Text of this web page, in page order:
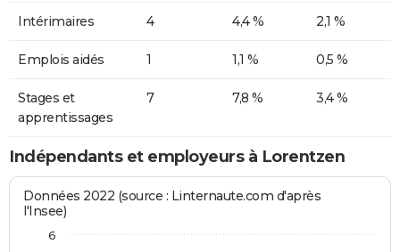
Intérimaires 4 4,4 % 2,1 %
Emplois aidés 1 1,1 % 0,5 %
Stages et
apprentissages
7 7,8 % 3,4 %
Indépendants et employeurs à Lorentzen
Données 2022 (source : Linternaute.com d'après
l'Insee)
6